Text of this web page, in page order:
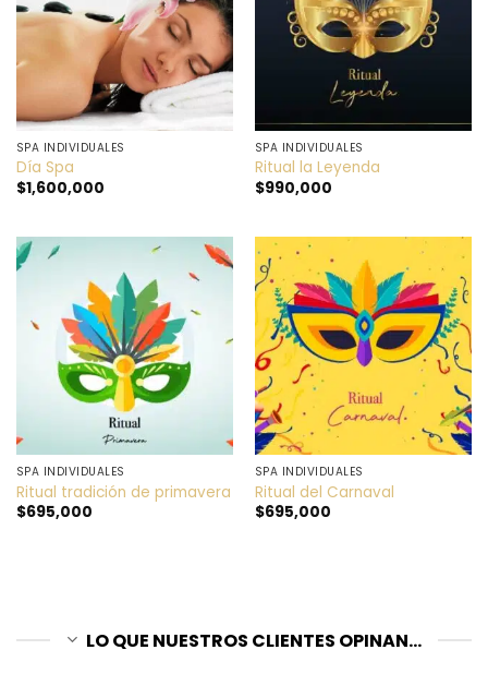
SPA INDIVIDUALES
Día Spa
$1,600,000
SPA INDIVIDUALES
Ritual la Leyenda
$990,000
SPA INDIVIDUALES
Ritual tradición de primavera
$695,000
SPA INDIVIDUALES
Ritual del Carnaval
$695,000
LO QUE NUESTROS CLIENTES OPINAN...